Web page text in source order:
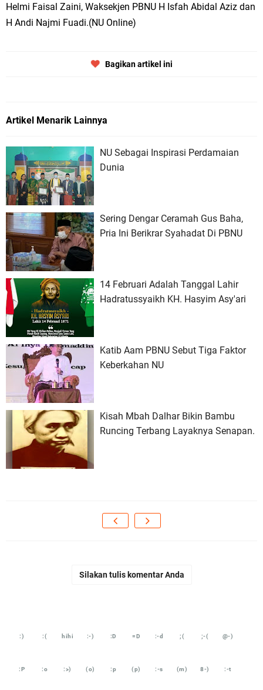
Helmi Faisal Zaini, Waksekjen PBNU H Isfah Abidal Aziz dan
H Andi Najmi Fuadi.(NU Online)
Bagikan artikel ini
Artikel Menarik Lainnya
NU Sebagai Inspirasi Perdamaian
Dunia
Sering Dengar Ceramah Gus Baha,
Pria Ini Berikrar Syahadat Di PBNU
14 Februari Adalah Tanggal Lahir
Hadratussyaikh KH. Hasyim Asy'ari
Katib Aam PBNU Sebut Tiga Faktor
Keberkahan NU
Kisah Mbah Dalhar Bikin Bambu
Runcing Terbang Layaknya Senapan.
Silakan tulis komentar Anda
:) :( hihi :-) :D =D :-d ;( ;-( @-)
:P :o :>) (o) :p (p) :-s (m) 8-) :-t